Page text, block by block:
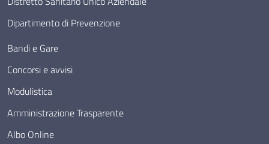
Dipartimento di Prevenzione
Bandi e Gare
Concorsi e avvisi
Modulistica
Amministrazione Trasparente
Albo Online